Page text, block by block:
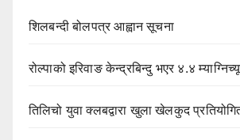
शिलबन्दी बोलपत्र आह्वान सूचना
रोल्पाको इरिवाङ केन्द्रबिन्दु भएर ४.४
तिलिचो युवा क्लबद्वारा खुला खेलकुद